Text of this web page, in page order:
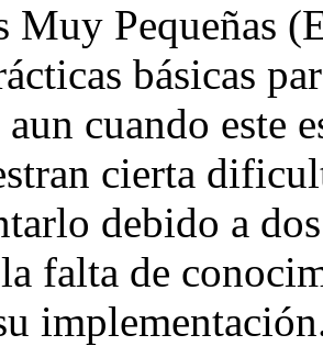
Muy Pequeñas
básicas
cuando este
cierta
debido a
falta de